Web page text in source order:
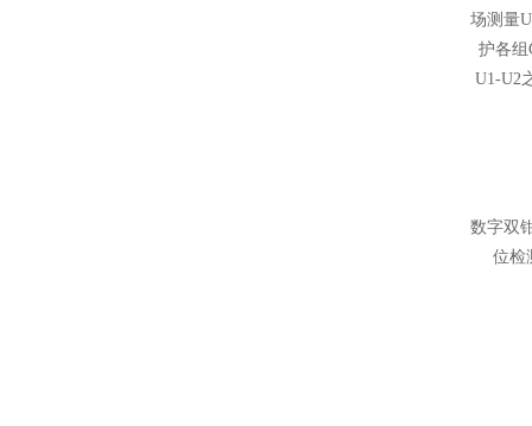
场测量
护各
U1-U2
数字双
位检